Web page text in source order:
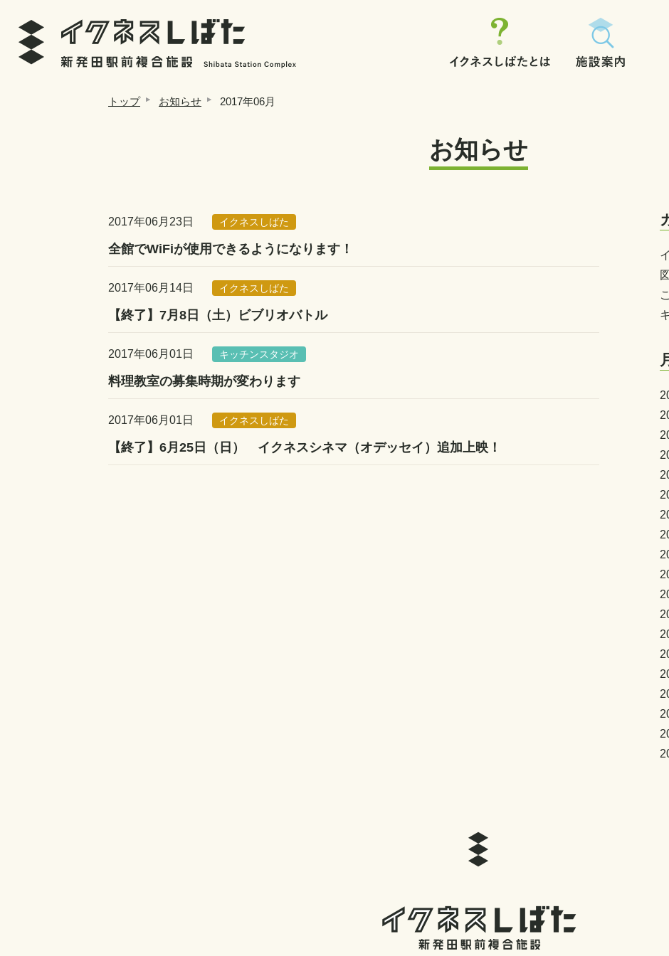
トップ お知らせ 2017年06月
お知らせ
2017年06月23日 イクネスしばた
全館でWiFiが使用できるようになります！
2017年06月14日 イクネスしばた
【終了】7月8日（土）ビブリオバトル
2017年06月01日 キッチンスタジオ
料理教室の募集時期が変わります
2017年06月01日 イクネスしばた
【終了】6月25日（日） イクネスシネマ（オデッセイ）追加上映！